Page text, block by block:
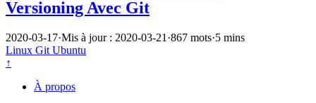
Versioning Avec Git
2020-03-17·Mis à jour : 2020-03-21 ·867 mots·5 mins
Linux Git Ubuntu
↑
À propos